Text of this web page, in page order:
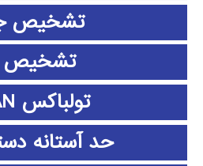
تشخیص
تشخیص
تولباکس WLAN
حد آستانه